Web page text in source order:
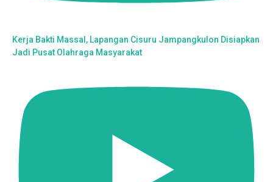
Kerja Bakti Massal, Lapangan Cisuru Jampangkulon Disiapkan
Jadi Pusat Olahraga Masyarakat